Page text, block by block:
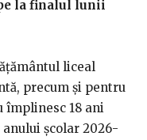
la finalul lunii
liceal
precum și pentru
împlinesc 18 ani
școlar 2026-